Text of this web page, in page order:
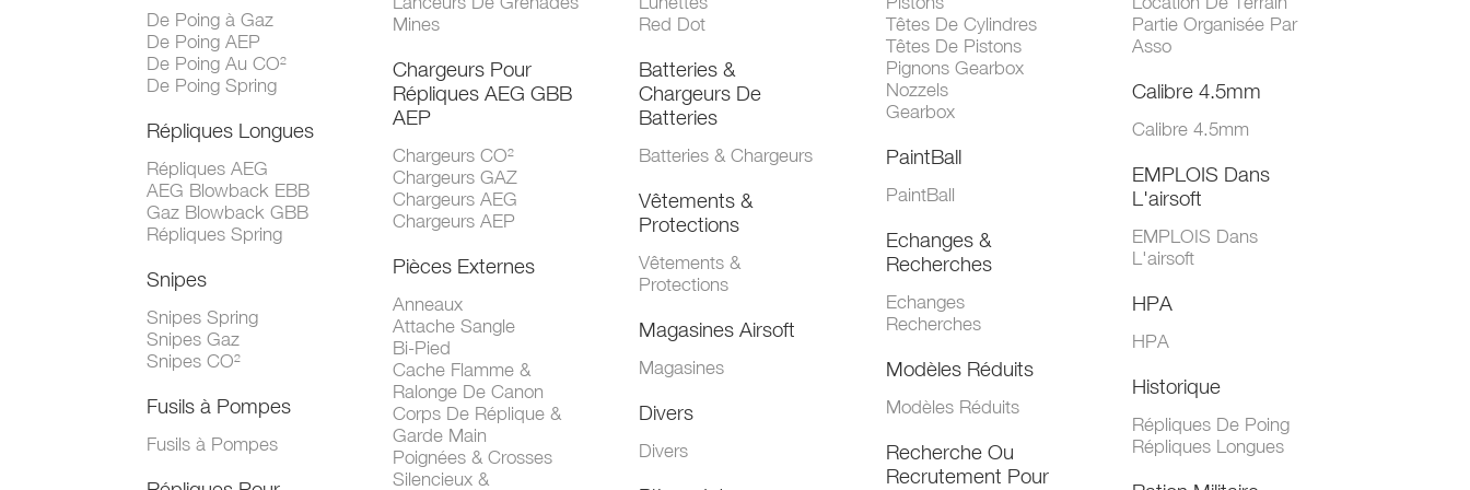
De Poing à Gaz
De Poing AEP
De Poing Au CO²
De Poing Spring
Répliques Longues
Répliques AEG
AEG Blowback EBB
Gaz Blowback GBB
Répliques Spring
Snipes
Snipes Spring
Snipes Gaz
Snipes CO²
Fusils à Pompes
Fusils à Pompes
Mines
Chargeurs Pour
Répliques AEG GBB
AEP
Chargeurs CO²
Chargeurs GAZ
Chargeurs AEG
Chargeurs AEP
Pièces Externes
Anneaux
Attache Sangle
Bi-Pied
Cache Flamme &
Ralonge De Canon
Corps De Réplique &
Garde Main
Poignées & Crosses
Silencieux &
Red Dot
Batteries &
Chargeurs De
Batteries
Batteries & Chargeurs
Vêtements &
Protections
Vêtements &
Protections
Magasines Airsoft
Magasines
Divers
Divers
Têtes De Cylindres
Têtes De Pistons
Pignons Gearbox
Nozzels
Gearbox
PaintBall
PaintBall
Echanges &
Recherches
Echanges
Recherches
Modèles Réduits
Modèles Réduits
Recherche Ou
Recrutement Pour
Partie Organisée Par
Asso
Calibre 4.5mm
Calibre 4.5mm
EMPLOIS Dans
L'airsoft
EMPLOIS Dans
L'airsoft
HPA
HPA
Historique
Répliques De Poing
Répliques Longues